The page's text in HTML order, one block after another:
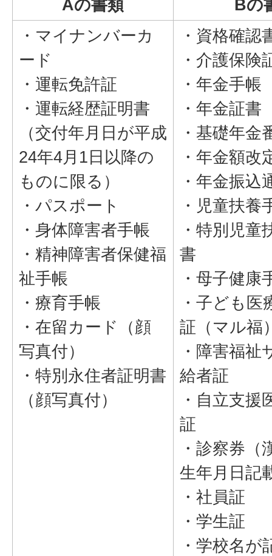
Aの書類
Bの
・マイナンバーカ
ード
・運転免許証
・運転経歴証明書
（交付年月日が平成
24年4月1日以降の
ものに限る）
・パスポート
・身体障害者手帳
・精神障害者保健福
祉手帳
・療育手帳
・在留カード（顔
写真付）
・特別永住者証明書
（顔写真付）
・資格確認
・介護保険
・年金手帳
・年金証書
・基礎年金
・年金額改
・年金振込
・児童扶養
・特別児童
書
・母子健康
・子ども医
証（マル福
・障害福祉
給者証
・自立支援
証
・診察券（
生年月日記
・社員証
・学生証
・学校名が